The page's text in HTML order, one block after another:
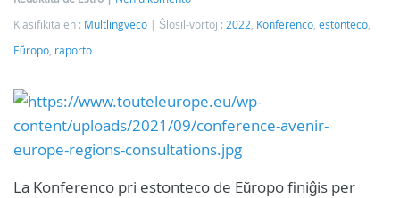
Klasifikita en : Multlingveco Ŝlosil-vortoj : 2022 Konferenco estonteco
Eŭropo raporto
La Konferenco pri estonteco de Eŭropo finiĝis per